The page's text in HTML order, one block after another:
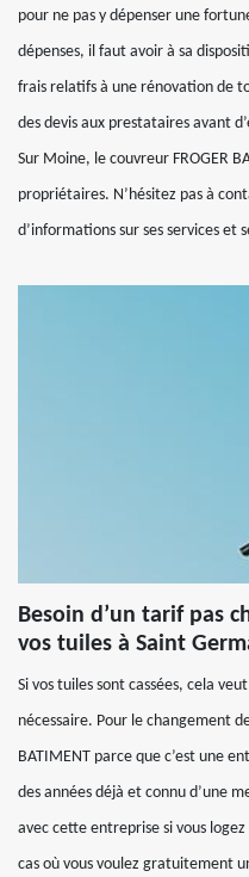
pour ne pas y dépenser une
dépenses, il faut avoir à sa
frais relatifs à une rénovation de
des devis aux prestataires avant
Sur Moine, le couvreur FROGER
propriétaires. N’hésitez pas à
d’informations sur ses services et
Besoin d’un tarif pas
vos tuiles à Saint
Si vos tuiles sont cassées, cela
nécessaire. Pour le changement
BATIMENT parce que c’est une
des années déjà et connu d’une
avec cette entreprise si vous
cas où vous voulez gratuitement